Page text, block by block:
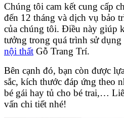
Chúng tôi cam kết cung cấp
đến 12 tháng và dịch vụ bảo
của chúng tôi. Điều này giúp
tưởng trong quá trình sử dụng
nội thất Gỗ Trang Trí.
Bên cạnh đó, bạn còn được
sắc, kích thước đáp ứng theo
bé gái hay tủ cho bé trai,…
vấn chi tiết nhé!